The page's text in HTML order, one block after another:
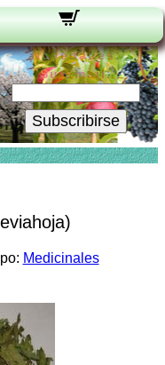
Novedades:
Su Email:
Subscribirse
Medicinales